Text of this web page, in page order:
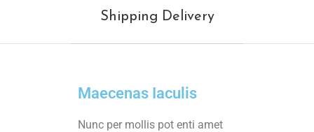
Shipping Delivery
Maecenas Iaculis
Nunc per mollis pot enti amet